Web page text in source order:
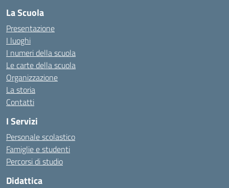
La Scuola
Presentazione
I luoghi
I numeri della scuola
Le carte della scuola
Organizzazione
La storia
Contatti
I Servizi
Personale scolastico
Famiglie e studenti
Percorsi di studio
Didattica